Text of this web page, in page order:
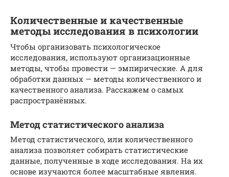
Количественные и качественные
методы исследования в психологии
Чтобы организовать психологическое
исследования, используют организационные
методы, чтобы провести — эмпирические. А для
обработки данных — методы количественного и
качественного анализа. Расскажем о самых
распространённых.
Метод статистического анализа
Метод статистического, или количественного
анализа позволяет собирать статистические
данные, полученные в ходе исследования. На их
основе изучаются более масштабные явления.